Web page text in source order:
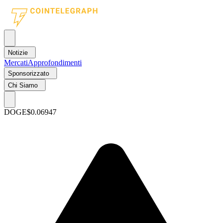
Notizie
MercatiApprofondimenti
Sponsorizzato
Chi Siamo
DOGE$0.06947